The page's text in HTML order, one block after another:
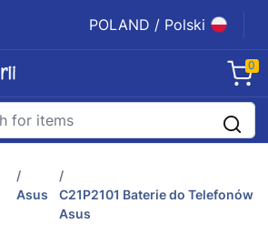
POLAND / Polski
0
Asus
C21P2101 Baterie do Telefonów
Asus